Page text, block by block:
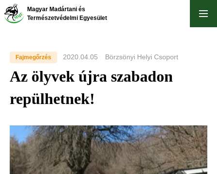
Ugrás
Magyar Madártani és
Természetvédelmi Egyesület
Fajmegőrzés 2020.04.05 Börzsönyi Helyi Csoport
Az ölyvek újra szabadon
repülhetnek!